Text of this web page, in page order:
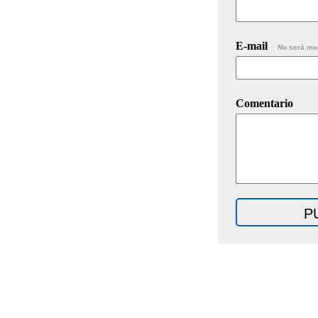
E-mail No será
Comentario